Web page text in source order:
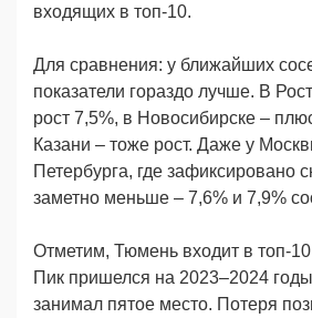
входящих в топ-10.
Для сравнения: у ближайших
показатели гораздо лучше. В
рост 7,5%, в Новосибирске –
Казани – тоже рост. Даже у
Петербурга, где зафиксировано
заметно меньше – 7,6% и 7,9%
Отметим, Тюмень входит в топ-10
Пик пришелся на 2023–2024
занимал пятое место. Потеря